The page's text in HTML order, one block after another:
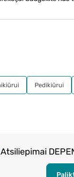
Atsiliepimai
Pedikiūrui